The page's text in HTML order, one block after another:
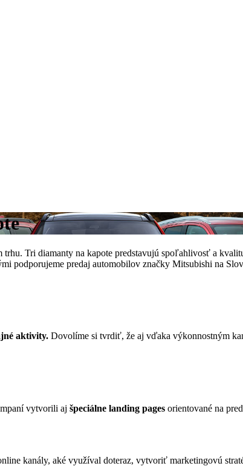
Tri diamanty na kapote predstavujú spoľahlivosť a
podporujeme predaj automobilov značky Mitsubishi na
aktivity. Dovolíme si tvrdiť, že aj vďaka výkonnostným
vytvorili aj špeciálne landing pages orientované na
kanály, aké využíval doteraz, vytvoriť marketingovú